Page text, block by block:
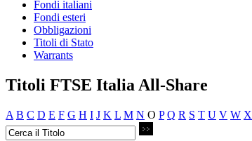
Fondi italiani
Fondi esteri
Obbligazioni
Titoli di Stato
Warrants
Titoli FTSE Italia All-Share
A B C D E F G H I J K L M N O P Q R S T U V W X